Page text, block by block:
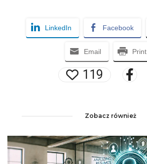
LinkedIn Facebook
Email Print
119
Zobacz również